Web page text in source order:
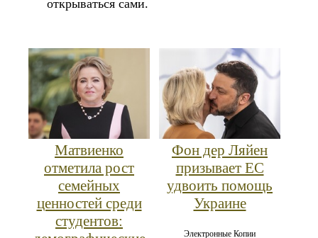
открываться сами.
Матвиенко
отметила рост
семейных
ценностей среди
студентов:
Фон дер Ляйен
призывает ЕС
удвоить помощь
Украине
Электронные Копии